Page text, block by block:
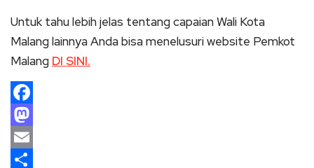
Untuk tahu lebih jelas tentang capaian Wali Kota
Malang lainnya Anda bisa menelusuri website Pemkot
Malang DI SINI.
Facebook
Mastodon
Email